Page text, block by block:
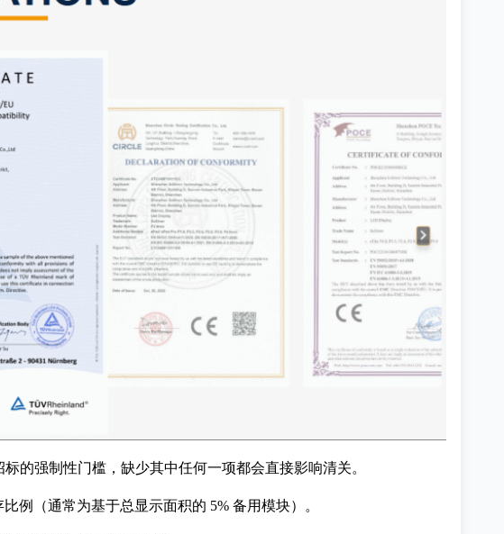
的强制性门槛，缺少其中任何一项都会直接影响清关。
例（通常为基于总显示面积的 5% 备用模块）。